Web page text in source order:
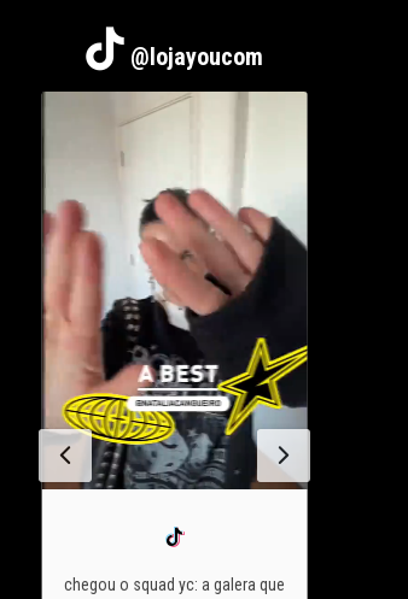
@lojayoucom
chegou o squad yc: a galera que